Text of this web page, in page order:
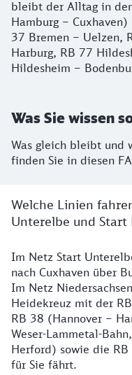
bleibt der Alltag in
Hamburg –
37 Bremen – Uelzen,
Harburg, RB 77
Hildesheim –
Was Sie wissen
Was gleich bleibt und
finden Sie in diesen
Welche Linien
Unterelbe und Start
Details
Im Netz Start
nach Cuxhaven über
Im Netz
Heidekreuz mit der
RB 38 (Hannover –
Weser-Lammetal-
Herford) sowie die
für Sie fährt.